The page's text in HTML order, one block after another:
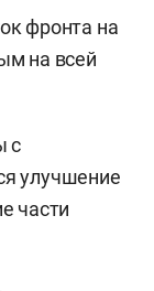
фронта на
на всей
с
улучшение
части